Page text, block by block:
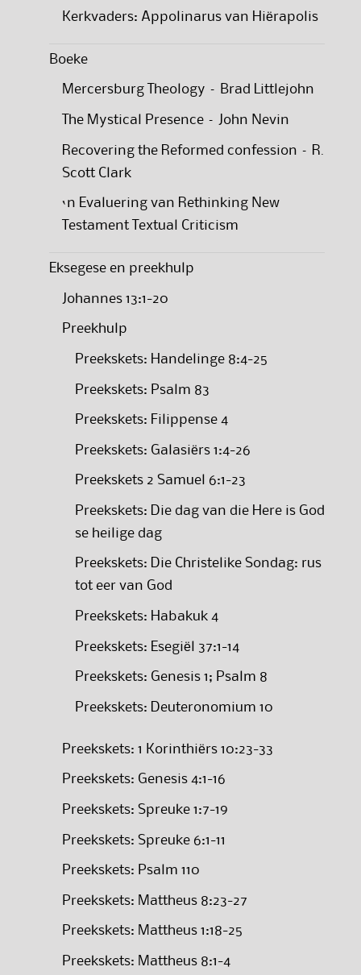
Kerkvaders: Appolinarus van Hiërapolis
Boeke
Mercersburg Theology – Brad Littlejohn
The Mystical Presence – John Nevin
Recovering the Reformed confession – R.
Scott Clark
‘n Evaluering van Rethinking New
Testament Textual Criticism
Eksegese en preekhulp
Johannes 13:1-20
Preekhulp
Preekskets: Handelinge 8:4-25
Preekskets: Psalm 83
Preekskets: Filippense 4
Preekskets: Galasiërs 1:4-26
Preekskets 2 Samuel 6:1-23
Preekskets: Die dag van die Here is God
se heilige dag
Preekskets: Die Christelike Sondag: rus
tot eer van God
Preekskets: Habakuk 4
Preekskets: Esegiël 37:1-14
Preekskets: Genesis 1; Psalm 8
Preekskets: Deuteronomium 10
Preekskets: 1 Korinthiërs 10:23-33
Preekskets: Genesis 4:1-16
Preekskets: Spreuke 1:7-19
Preekskets: Spreuke 6:1-11
Preekskets: Psalm 110
Preekskets: Mattheus 8:23-27
Preekskets: Mattheus 1:18-25
Preekskets: Mattheus 8:1-4